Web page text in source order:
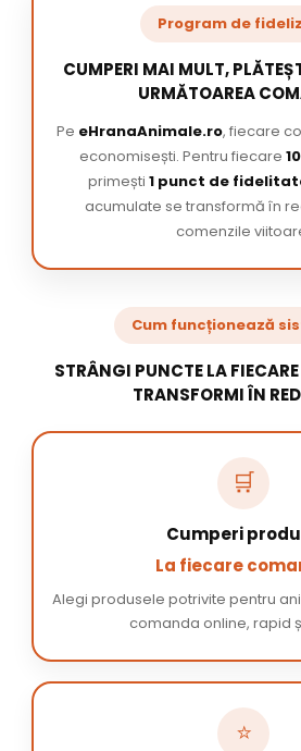
Program de
CUMPERI MAI MULT,
URMĂTOAREA
Pe eHranaAnimale.ro, fiecare
economisești. Pentru fiecare
primești 1 punct de
acumulate se transformă în
comenzile
Cum funcționează
STRÂNGI PUNCTE LA
TRANSFORMI ÎN
🛒
Cumperi
La fiecare
Alegi produsele potrivite pentru
comanda online, rapid
⭐